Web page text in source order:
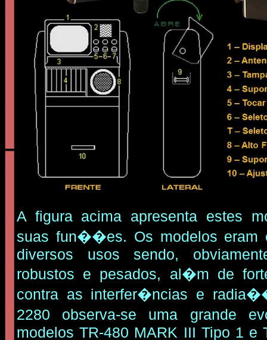
A figura acima apresenta estes
suas fun��es. Os modelos eram
diversos usos sendo,
robustos e pesados, al�m de
contra as interfer�ncias e
2280 observa-se uma grande
modelos TR-480 MARK III Tipo 1 e